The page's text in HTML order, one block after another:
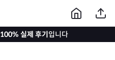
100% 실제 후기입니다